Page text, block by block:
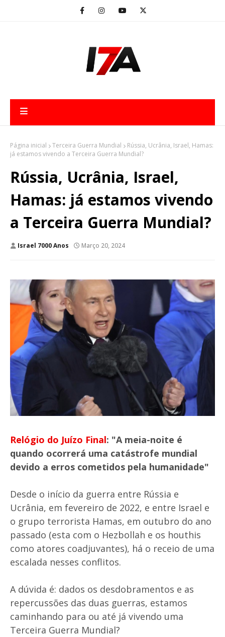
Página inicial Terceira Guerra Mundial
Rússia, Ucrânia, Israel, Hamas:
já estamos vivendo a Terceira Guerra Mundial?
Rússia, Ucrânia, Israel,
Hamas: já estamos vivendo
a Terceira Guerra Mundial?
Israel 7000 Anos Março 20, 2024
Relógio do Juízo Final: "A meia-noite é
quando ocorrerá uma catástrofe mundial
devido a erros cometidos pela humanidade"
Desde o início da guerra entre Rússia e
Ucrânia, em fevereiro de 2022, e entre Israel e
o grupo terrorista Hamas, em outubro do ano
passado (esta com o Hezbollah e os houthis
como atores coadjuvantes), há o receio de uma
escalada nesses conflitos.
A dúvida é: dados os desdobramentos e as
repercussões das duas guerras, estamos
caminhando para ou até já vivendo uma
Terceira Guerra Mundial?